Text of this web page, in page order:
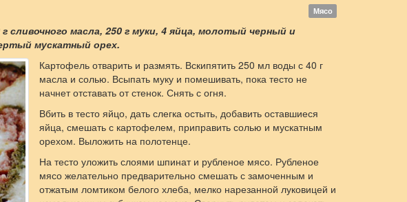
Мясо
сливочного масла, 250 г муки, 4 яйца, молотый черный и
мускатный орех.
Картофель отварить и размять. Вскипятить 250 мл воды с 40 г
масла и солью. Всыпать муку и помешивать, пока тесто не
начнет отставать от стенок. Снять с огня.
Вбить в тесто яйцо, дать слегка остыть, добавить оставшиеся
яйца, смешать с картофелем, приправить солью и мускатным
орехом. Выложить на полотенце.
На тесто уложить слоями шпинат и рубленое мясо. Рубленое
мясо желательно предварительно смешать с замоченным и
отжатым ломтиком белого хлеба, мелко нарезанной луковицей и